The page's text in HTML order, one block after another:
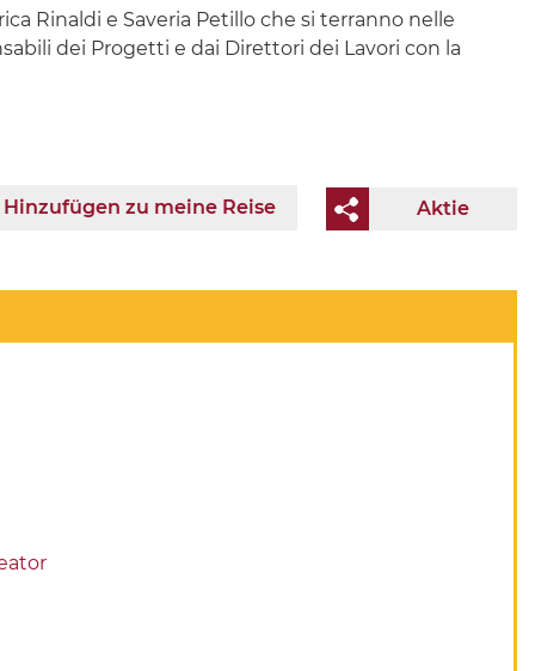
Rinaldi e Saveria Petillo che si terranno nelle
dei Progetti e dai Direttori dei Lavori con la
Aktie
Hinzufügen zu meine Reise